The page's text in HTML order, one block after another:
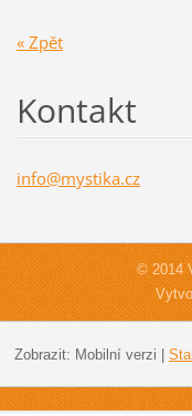
« Zpět
Kontakt
info@mystika.cz
© 2014
Zobrazit: Mobilní verzi